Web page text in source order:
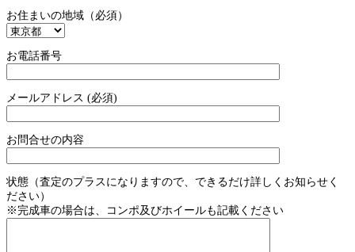
お住まいの地域（必須）
お電話番号
メールアドレス (必須)
お問合せの内容
状態（査定のプラスになりますので、できるだけ詳しくお知らせく
ださい）
※完成車の場合は、コンポ及びホイールも記載ください